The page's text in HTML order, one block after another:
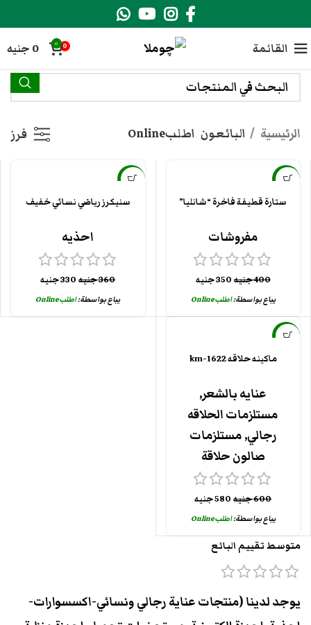
القائمة 0
0
0 جنيه
الرئيسية البائعون اطلبOnline فرز
-13%
جديد
ستارة قطيفة فاخرة “شانليا”
مفروشات
400جنيه350جنيه
يباع بواسطة:اطلبOnline
-8%
جديدسنيكرز رياضي نسائي خفيف
احذيه
360جنيه 330جنيه
يباع بواسطة:اطلبOnline
-3%
ماكينه حلاقه km-1622
عنايه بالشعر,
مستلزمات الحلاقه
رجالي,مستلزمات
صالون حلاقة
600جنيه 580جنيه
يباع بواسطة:اطلبOnline
متوسط تقييم البائع
يوجد لدينا (منتجات عناية رجالي ونسائي-اكسسوارات-